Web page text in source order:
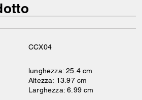
CCX04
lunghezza: 25.4 cm
Altezza: 13.97 cm
Larghezza: 6.99 cm